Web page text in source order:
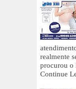
realmente
procurou
Continue